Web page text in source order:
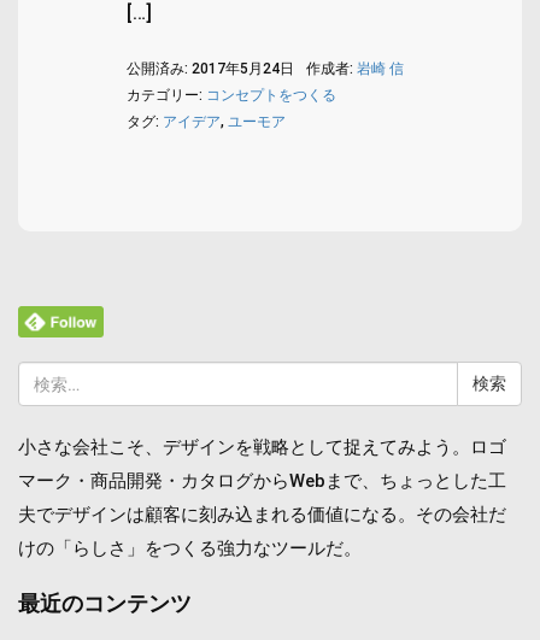
[…]
公開済み: 2017年5月24日 作成者: 岩崎 信
カテゴリー: コンセプトをつくる
タグ: アイデア, ユーモア
検
索:
小さな会社こそ、デザインを戦略として捉えてみよう。ロゴ
マーク・商品開発・カタログからWebまで、ちょっとした工
夫でデザインは顧客に刻み込まれる価値になる。その会社だ
けの「らしさ」をつくる強力なツールだ。
最近のコンテンツ